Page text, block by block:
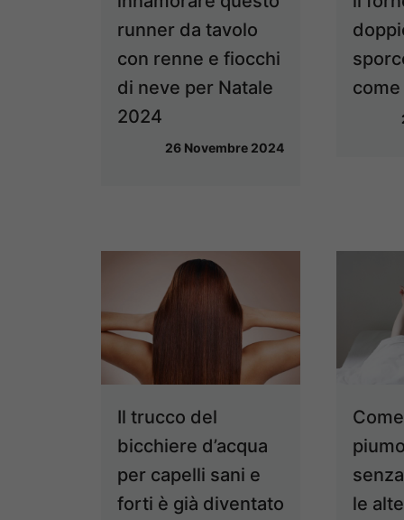
runner da tavolo
con renne e fiocchi
di neve per Natale
2024
26 Novembre 2024
Il trucco del
bicchiere d’acqua
per capelli sani e
forti è già diventato
le